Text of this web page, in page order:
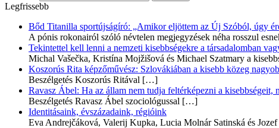
Legfrissebb
Bőd Titanilla sportújságíró: „Amikor eljöttem az Új Szóból, úgy
A pónis rokonairól szóló névtelen megjegyzések néha rosszul
Tekintettel kell lenni a nemzeti kisebbségekre a társadalomban
Michal Vašečka, Kristína Mojžišová és Michael Szatmary a
Koszorús Rita képzőművész: Szlovákiában a kisebb közeg
Beszélgetés Koszorús Ritával […]
Ravasz Ábel: Ha az állam nem tudja feltérképezni a kisebbségeit,
Beszélgetés Ravasz Ábel szociológussal […]
Identitásaink, évszázadaink, régióink
Eva Andrejčáková, Valerij Kupka, Lucia Molnár Satinská és Jozef